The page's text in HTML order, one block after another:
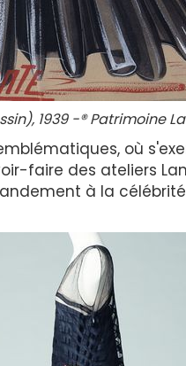
1939 -® Patrimoine
où
faire des ateliers
à la